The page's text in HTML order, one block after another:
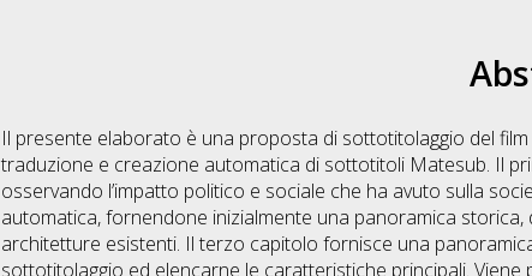
Il presente elaborato è una proposta di sottotitolaggio del
traduzione e creazione automatica di sottotitoli Matesub. Il
osservando l’impatto politico e sociale che ha avuto sulla
automatica, fornendone inizialmente una panoramica
architetture esistenti. Il terzo capitolo fornisce una
sottotitolaggio ed elencarne le caratteristiche principali.